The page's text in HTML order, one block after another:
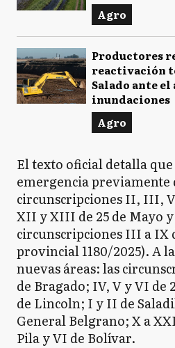
Agro
Productores
reactivación
Salado ante el
inundaciones
Agro
El texto oficial detalla
emergencia previamente
circunscripciones II, III,
XII y XIII de 25 de Mayo
circunscripciones III a IX
provincial 1180/2025). A
nuevas áreas: las
de Bragado; IV, V y VI de
de Lincoln; I y II de
General Belgrano; X a
Pila y VI de Bolívar.